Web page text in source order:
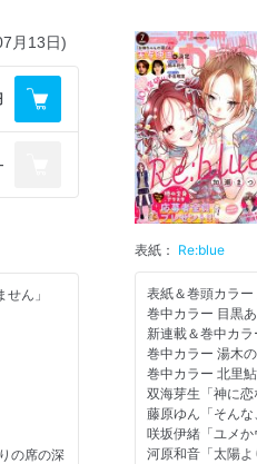
月13日)
ん」
の席の深
表紙： Re:blue
表紙＆巻頭カラー
巻中カラー 目黒
新連載＆巻中カラ
巻中カラー 湯木
巻中カラー 北里
双海芽生「神に恋
藤原ゆん「そんな
咲坂伊緒「ユメか
河原和音「太陽よ